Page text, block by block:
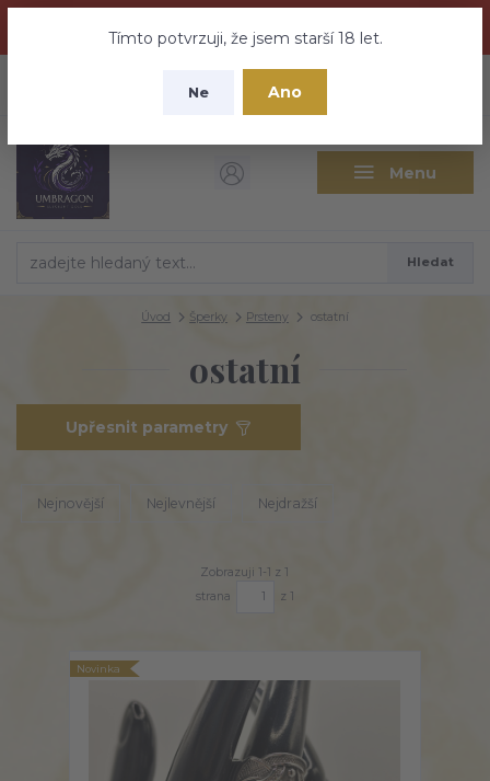
nebuďte vyděšeni zde najdete vše a ještě mnohem víc
Tímto potvrzuji, že jsem starší 18 let.
Ne Ano
Menu
CZK
Hledat
Úvod Šperky Prsteny ostatní
ostatní
Upřesnit parametry
Nejnovější Nejlevnější Nejdražší
Zobrazuji 1-1 z 1
strana
z 1
Novinka